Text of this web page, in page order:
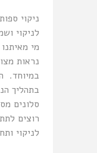
לניקוי
מי
נראות
במיוחד.
בתהליך
סלונים
רוצים
לניקוי